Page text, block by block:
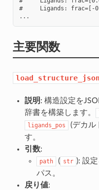
#     Ligands: frac=[-
主要関数
説明: 構造設定を
辞書を構築します。
ligands_pos
(デカル
す。
引数:
path ( str ): 設
パス。
戻り値: